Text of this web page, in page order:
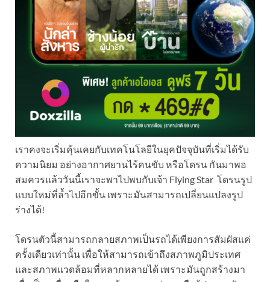
เราคงจะเริ่มคุ้นเคยกับเทคโนโลยีในยุคปัจจุบันที่เริ่มได้รับ
ความนิยม อย่างอากาศยานไร้คนขับ หรือโดรน กันมาพอ
สมควรแล้ววันนี้เราจะพาไปพบกับเจ้า Flying Star โดรนรูป
แบบใหม่ที่ล้ำไปอีกขั้น เพราะมันสามารถเปลี่ยนแปลงรูป
ร่างได้!
โดรนตัวนี้สามารถกลายสภาพเป็นรถได้เพียงการสัมผัสแค่
ครั้งเดียวเท่านั้น เพื่อให้สามารถเข้าถึงสภาพภูมิประเทศ
และสภาพแวดล้อมที่หลากหลายได้ เพราะมันถูกสร้างมา